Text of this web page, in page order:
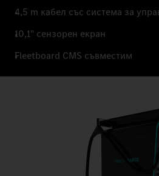
4,5 m кабел със система за
10,1" сензорен екран
Fleetboard CMS съвместим